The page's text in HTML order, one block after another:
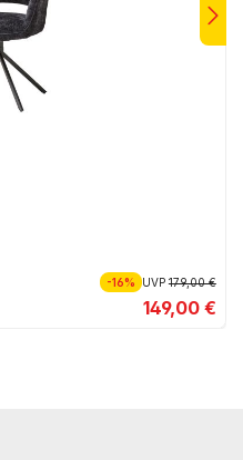
-16% UVP179,00 €
149,00 €